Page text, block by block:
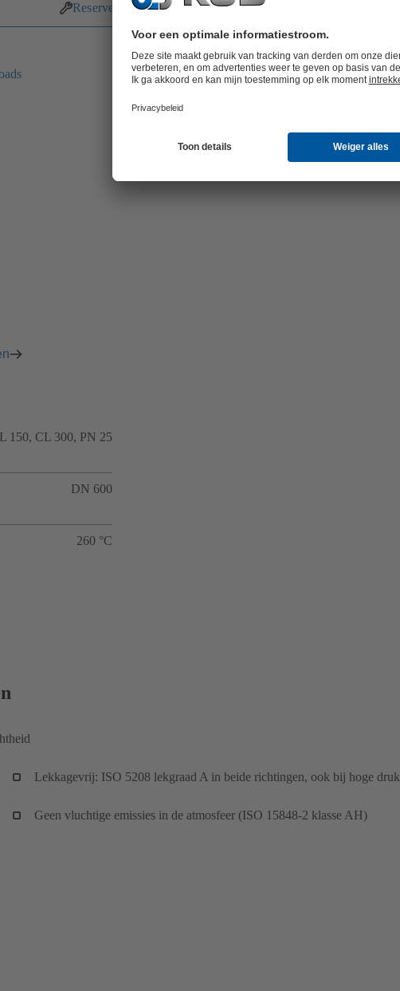
Reserveonderdelen
150, CL 300, PN 25
DN 600
260 °C
Lekkagevrij: ISO 5208 lekgraad A in beide richtingen, ook bij hoge druk
Geen vluchtige emissies in de atmosfeer (ISO 15848-2 klasse AH)